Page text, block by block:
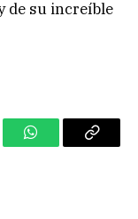
de su increíble
WhatsAppCopy